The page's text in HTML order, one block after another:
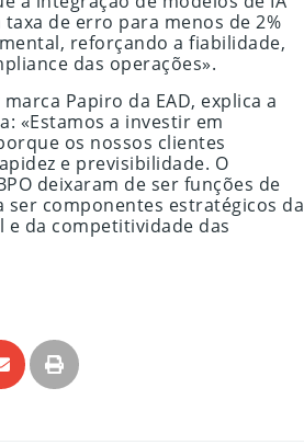
de erro para menos de 2%
reforçando a fiabilidade,
das operações».
Papiro da EAD, explica a
«Estamos a investir em
os nossos clientes
e previsibilidade. O
deixaram de ser funções de
ser componentes estratégicos da
e da competitividade das